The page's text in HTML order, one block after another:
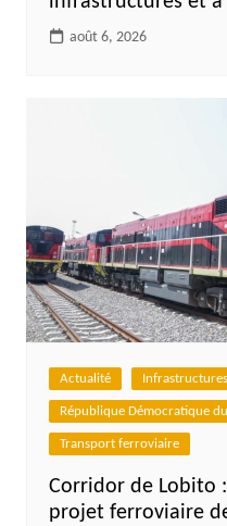
août 6, 2026
Actualité Infrastructures
République Démocratique
Transport ferroviaire
Corridor de Lobito
projet ferroviaire